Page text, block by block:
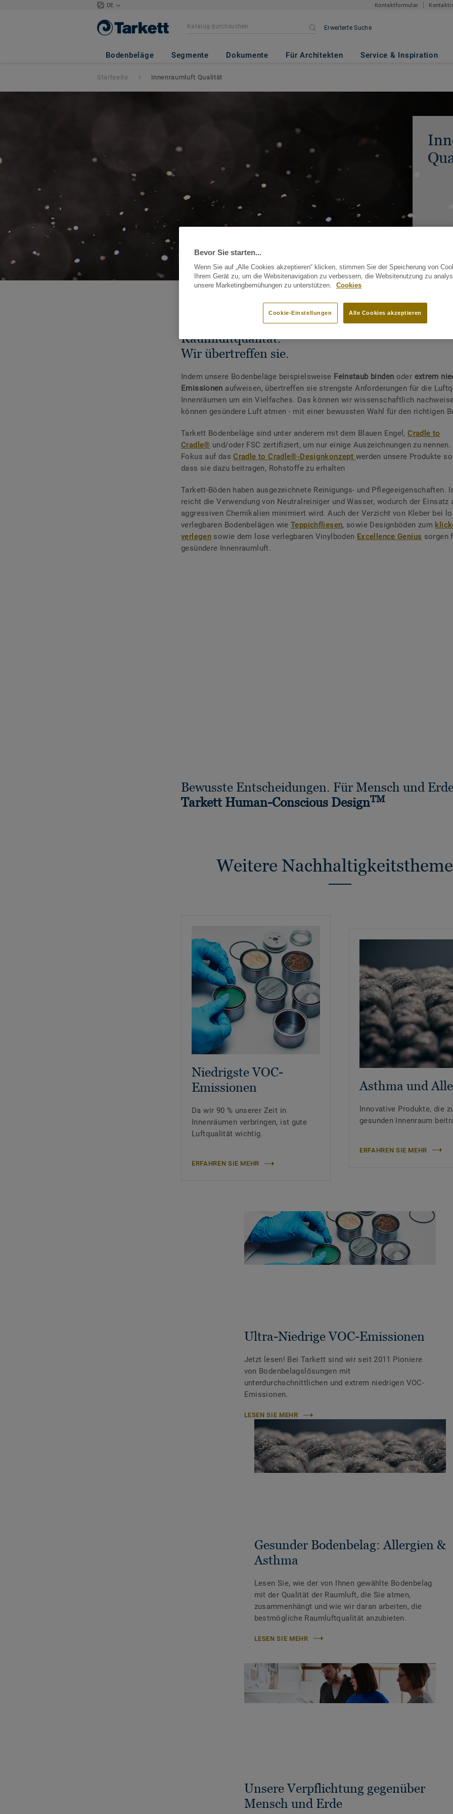
DE Kontaktformular
Erweiterte Suche
Bodenbeläge Segmente Dokumente Für Architekten Service & Inspiration
Startseite Innenraumluft Qualität
Wir erfüllen nicht nur die Standards für
Raumluftqualität.
Wir übertreffen sie.
Indem unsere Bodenbeläge beispielsweise Feinstaub binden oder extrem
Emissionen aufweisen, übertreffen sie strengste Anforderungen für die
Innenräumen um ein Vielfaches. Das können wir wissenschaftlich
können gesündere Luft atmen - mit einer bewussten Wahl für den richtigen
Tarkett Bodenbeläge sind unter anderem mit dem Blauen Engel,Cradle to
Cradle® und/oder FSC zertifiziert, um nur einige Auszeichnungen zu
Fokus auf dasCradle to Cradle®-Designkonzept werden unsere Produkte
dass sie dazu beitragen, Rohstoffe zu erhalten
Tarkett-Böden haben ausgezeichnete Reinigungs- und Pflegeeigenschaften.
reicht die Verwendung von Neutralreiniger und Wasser, wodurch der Einsatz
aggressiven Chemikalien minimiert wird. Auch der Verzicht von Kleber bei
verlegbaren Bodenbelägen wieTeppichfliesen, sowie Designböden zum
verlegen sowie dem lose verlegbaren Vinylboden Excellence Genius sorgen
gesündere Innenraumluft.
Bewusste Entscheidungen. Für Mensch und
Tarkett Human-Conscious DesignTM
Weitere
Niedrigste VOC-
Emissionen
Da wir 90 % unserer Zeit in
Innenräumen verbringen, ist gute
Luftqualität wichtig.
ERFAHREN SIE MEHR
Asthma und
Innovative Produkte, die
gesunden Innenraum
ERFAHREN SIE MEHR
Ultra-Niedrige VOC-Emissionen
Jetzt lesen! Bei Tarkett sind wir seit 2011 Pioniere
von Bodenbelagslösungen mit
unterdurchschnittlichen und extrem niedrigen VOC-
Emissionen.
LESEN SIE MEHR
Gesunder Bodenbelag: Allergien &
Asthma
Lesen Sie, wie der von Ihnen gewählte Bodenbelag
mit der Qualität der Raumluft, die Sie atmen,
zusammenhängt und wie wir daran arbeiten, die
bestmögliche Raumluftqualität anzubieten.
LESEN SIE MEHR
Unsere Verpflichtung gegenüber
Mensch und Erde
Bevor Sie starten...
Wenn Sie auf „Alle Cookies akzeptieren“ klicken, stimmen Sie der Speicherung von
Ihrem Gerät zu, um die Websitenavigation zu verbessern, die Websitenutzung zu
unsere Marketingbemühungen zu unterstützen.
Cookies
Alle Cookies akzeptieren
Cookie-Einstellungen